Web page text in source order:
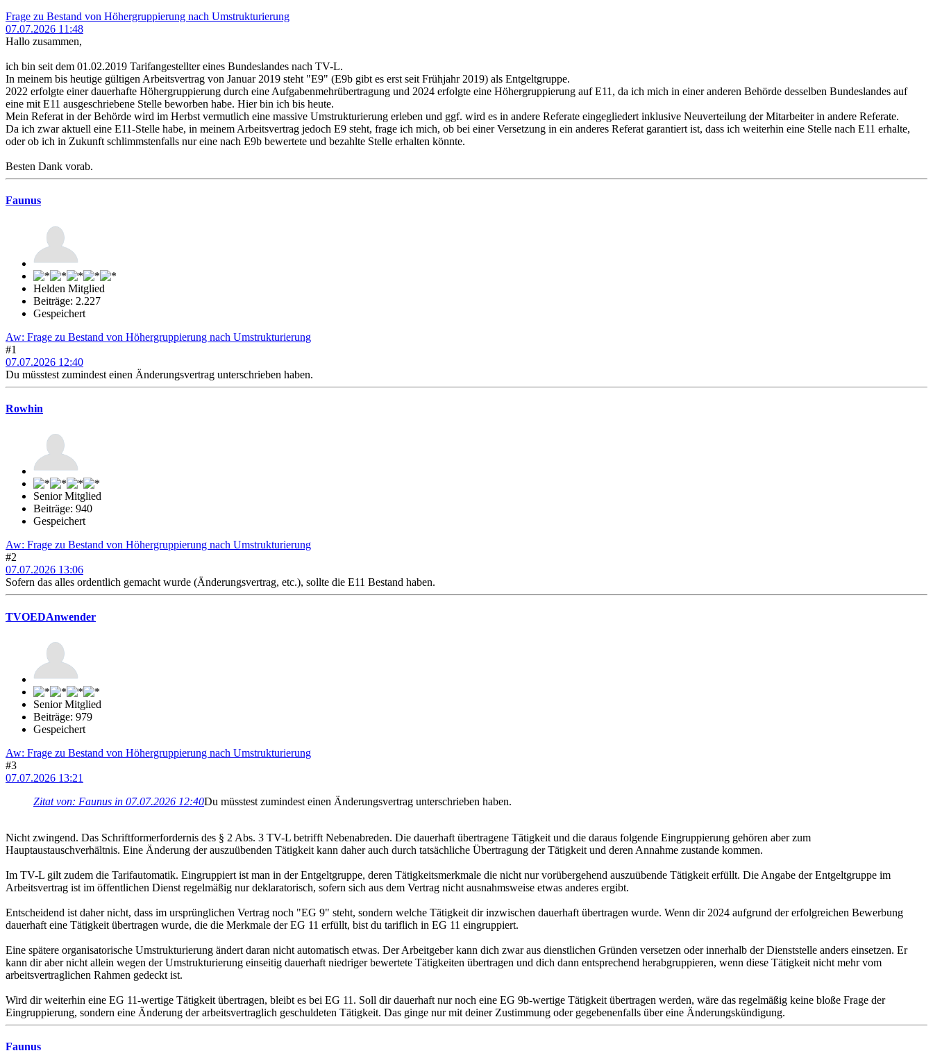
Frage zu Bestand von Höhergruppierung nach Umstrukturierung
07.07.2026 11:48
Hallo zusammen,
ich bin seit dem 01.02.2019 Tarifangestellter eines Bundeslandes nach TV-L.
In meinem bis heutige gültigen Arbeitsvertrag von Januar 2019 steht "E9" (E9b gibt es erst seit Frühjahr 2019) als Entgeltgruppe.
2022 erfolgte einer dauerhafte Höhergruppierung durch eine Aufgabenmehrübertragung und 2024 erfolgte eine Höhergruppierung auf E11, da ich mich in einer anderen Behörde desselben Bundeslandes auf
eine mit E11 ausgeschriebene Stelle beworben habe. Hier bin ich bis heute.
Mein Referat in der Behörde wird im Herbst vermutlich eine massive Umstrukturierung erleben und ggf. wird es in andere Referate eingegliedert inklusive Neuverteilung der Mitarbeiter in andere Referate.
Da ich zwar aktuell eine E11-Stelle habe, in meinem Arbeitsvertrag jedoch E9 steht, frage ich mich, ob bei einer Versetzung in ein anderes Referat garantiert ist, dass ich weiterhin eine Stelle nach E11 erhalte,
oder ob ich in Zukunft schlimmstenfalls nur eine nach E9b bewertete und bezahlte Stelle erhalten könnte.
Besten Dank vorab.
Faunus
Helden Mitglied
Beiträge: 2.227
Gespeichert
Aw: Frage zu Bestand von Höhergruppierung nach Umstrukturierung
#1
07.07.2026 12:40
Du müsstest zumindest einen Änderungsvertrag unterschrieben haben.
Rowhin
Senior Mitglied
Beiträge: 940
Gespeichert
Aw: Frage zu Bestand von Höhergruppierung nach Umstrukturierung
#2
07.07.2026 13:06
Sofern das alles ordentlich gemacht wurde (Änderungsvertrag, etc.), sollte die E11 Bestand haben.
TVOEDAnwender
Senior Mitglied
Beiträge: 979
Gespeichert
Aw: Frage zu Bestand von Höhergruppierung nach Umstrukturierung
#3
07.07.2026 13:21
Zitat von: Faunus in 07.07.2026 12:40Du müsstest zumindest einen Änderungsvertrag unterschrieben haben.
Nicht zwingend. Das Schriftformerfordernis des § 2 Abs. 3 TV-L betrifft Nebenabreden. Die dauerhaft übertragene Tätigkeit und die daraus folgende Eingruppierung gehören aber zum
Hauptaustauschverhältnis. Eine Änderung der auszuübenden Tätigkeit kann daher auch durch tatsächliche Übertragung der Tätigkeit und deren Annahme zustande kommen.
Im TV-L gilt zudem die Tarifautomatik. Eingruppiert ist man in der Entgeltgruppe, deren Tätigkeitsmerkmale die nicht nur vorübergehend auszuübende Tätigkeit erfüllt. Die Angabe der Entgeltgruppe im
Arbeitsvertrag ist im öffentlichen Dienst regelmäßig nur deklaratorisch, sofern sich aus dem Vertrag nicht ausnahmsweise etwas anderes ergibt.
Entscheidend ist daher nicht, dass im ursprünglichen Vertrag noch "EG 9" steht, sondern welche Tätigkeit dir inzwischen dauerhaft übertragen wurde. Wenn dir 2024 aufgrund der erfolgreichen Bewerbung
dauerhaft eine Tätigkeit übertragen wurde, die die Merkmale der EG 11 erfüllt, bist du tariflich in EG 11 eingruppiert.
Eine spätere organisatorische Umstrukturierung ändert daran nicht automatisch etwas. Der Arbeitgeber kann dich zwar aus dienstlichen Gründen versetzen oder innerhalb der Dienststelle anders einsetzen. Er
kann dir aber nicht allein wegen der Umstrukturierung einseitig dauerhaft niedriger bewertete Tätigkeiten übertragen und dich dann entsprechend herabgruppieren, wenn diese Tätigkeit nicht mehr vom
arbeitsvertraglichen Rahmen gedeckt ist.
Wird dir weiterhin eine EG 11-wertige Tätigkeit übertragen, bleibt es bei EG 11. Soll dir dauerhaft nur noch eine EG 9b-wertige Tätigkeit übertragen werden, wäre das regelmäßig keine bloße Frage der
Eingruppierung, sondern eine Änderung der arbeitsvertraglich geschuldeten Tätigkeit. Das ginge nur mit deiner Zustimmung oder gegebenenfalls über eine Änderungskündigung.
Faunus